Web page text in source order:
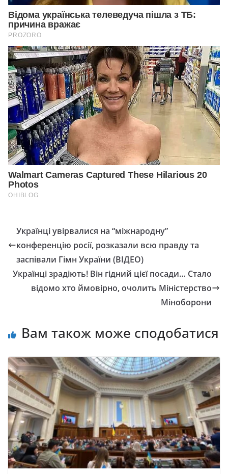
Українці увірвалися на “міжнародну”
конференцію росії, розказали всю правду та
заспівали Гімн України (ВІДЕО)
Українці зрадіють! Він гідний цієї посади… Стало
відомо хто ймовірно, очолить Міністерство
Міноборони
Вам також може сподобатися